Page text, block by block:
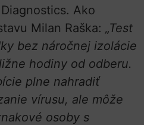
Ako
Milan Raška: „Test
bez náročnej izolácie
hodiny od odberu.
plne nahradiť
vírusu, ale môže
osoby s